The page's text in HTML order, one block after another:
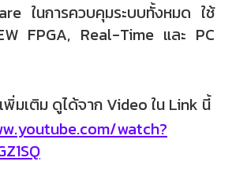
ในการควบคุมระบบทั้งหมด ใช้
FPGA, Real-Time และ PC
พิ่มเติม ดูได้จาก Video ใน Link นี้
watch?